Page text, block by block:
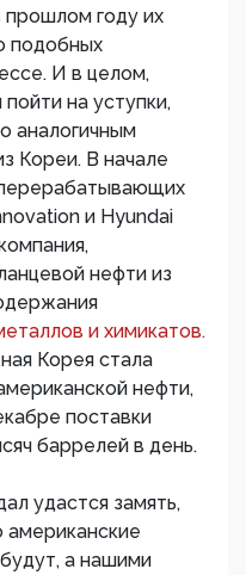
прошлом году их
подобных
И в целом,
на уступки,
аналогичным
Кореи. В начале
и Hyundai
нефти из
и химикатов.
Корея стала
нефти,
поставки
баррелей в день.
удастся замять,
американские
а нашими